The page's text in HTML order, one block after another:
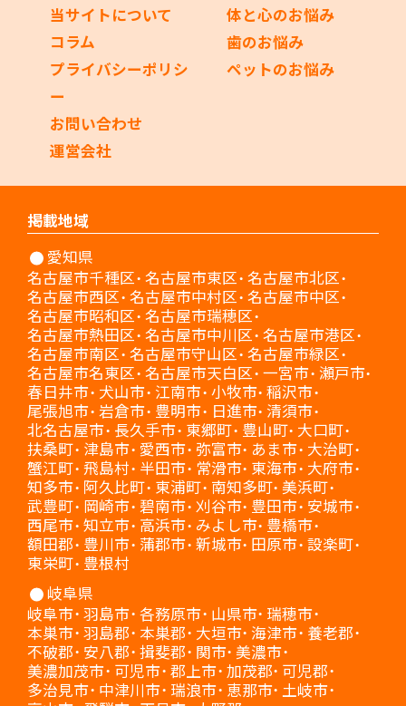
当サイトについて
コラム
プライバシーポリシ
ー
お問い合わせ
運営会社
体と心のお悩み
歯のお悩み
ペットのお悩み
掲載地域
愛知県
名古屋市千種区 名古屋市東区 名古屋市北区
名古屋市西区 名古屋市中村区 名古屋市中区
名古屋市昭和区 名古屋市瑞穂区
名古屋市熱田区 名古屋市中川区 名古屋市港区
名古屋市南区 名古屋市守山区 名古屋市緑区
名古屋市名東区 名古屋市天白区 一宮市 瀬戸市
春日井市 犬山市 江南市 小牧市 稲沢市
尾張旭市 岩倉市 豊明市 日進市 清須市
北名古屋市 長久手市 東郷町 豊山町 大口町
扶桑町 津島市 愛西市 弥富市 あま市 大治町
蟹江町 飛島村 半田市 常滑市 東海市 大府市
知多市 阿久比町 東浦町 南知多町 美浜町
武豊町 岡崎市 碧南市 刈谷市 豊田市 安城市
西尾市 知立市 高浜市 みよし市 豊橋市
額田郡 豊川市 蒲郡市 新城市 田原市 設楽町
東栄町 豊根村
岐阜県
岐阜市 羽島市 各務原市 山県市 瑞穂市
本巣市 羽島郡 本巣郡 大垣市 海津市 養老郡
不破郡 安八郡 揖斐郡 関市 美濃市
美濃加茂市 可児市 郡上市 加茂郡 可児郡
多治見市 中津川市 瑞浪市 恵那市 土岐市